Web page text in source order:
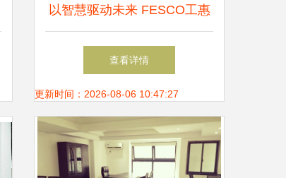
以智慧驱动未来 FESCO工惠
通荣获2023中国新科技卓越产
品奖，引领工会组织变革
查看详情
更新时间：2026-08-06 10:47:27